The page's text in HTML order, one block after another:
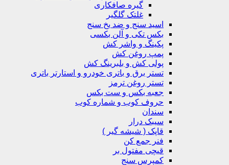
گیره صافکاری
غلتک گلگیر
اسید سنج و ضد یخ سنج
بکس تکی و آلن بکسی
پکینگ و واشر کش
پمپ روغن کش
پولی کش و بلبرینگ کش
تستر برق و باتری خودرو و استارتر باتری
تستر روغن ترمز
جعبه بکس و ست بکس
حروف کوب و شماره کوب
سیبک درار
قاپک ( شیشه گیر )
فنر جمع کن
قیچی مفتول بر
کمپرس سنج